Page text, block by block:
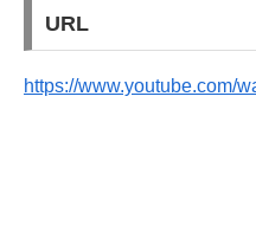
URL
https://www.youtube.com/